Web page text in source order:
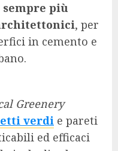
più
, per
in cemento e
Greenery
verdi e pareti
ed efficaci